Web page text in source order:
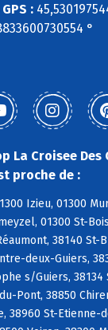
:
°
La Croisee Des
proche de :
Izieu, 01300
01300 St-
38140 St-
deux-Guiers,
s/Guiers, 38134
Pont, 38850
38960 St-Etienne-